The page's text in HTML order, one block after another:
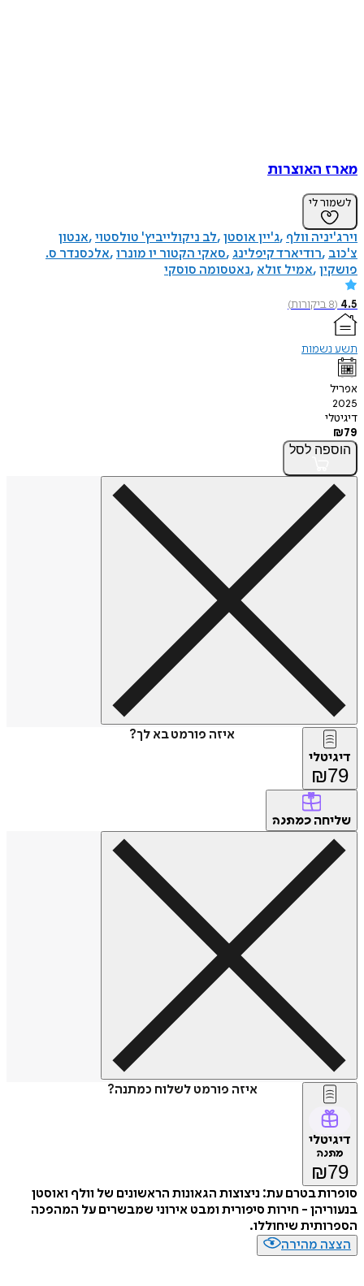
מארז האוצרות
לשמור לי
וירג'יניה וולף ג'יין אוסטן לב ניקולייביץ' טולסטוי אנטון
צ'כוב רודיארד קיפלינג סאקי הקטור יו מונרו אלכסנדר ס.
פושקין אמיל זולא נאטסומה סוסקי
4.5
(
8ביקורות)
תשע נשמות
אפריל
2025
דיגיטלי
₪79
הוספה לסל
איזה פורמט בא לך?
דיגיטלי
₪79
שליחה כמתנה
איזה פורמט לשלוח כמתנה?
דיגיטלי
מתנה
₪79
סופרות בטרם עת: ניצוצות הגאונות הראשונים של וולף ואוסטן
בנעוריהן - חירות סיפורית ומבט אירוני שמבשרים על המהפכה
הספרותית שיחוללו.
הצצה מהירה